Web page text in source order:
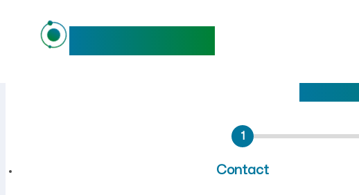
Emploi à Izieu (Ain) :
1
Contact